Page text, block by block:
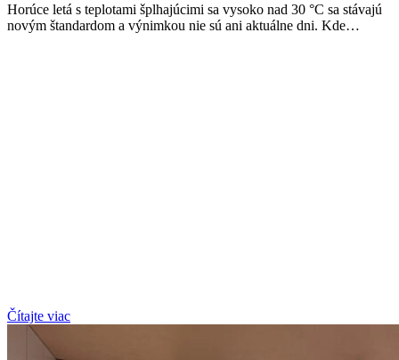
Horúce letá s teplotami šplhajúcimi sa vysoko nad 30 °C sa stávajú
novým štandardom a výnimkou nie sú ani aktuálne dni. Kde…
Čítajte viac